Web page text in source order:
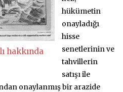
hakkında
hükümetin
onayladığı
hisse
senetlerinin ve
tahvillerin
satışı ile
onaylanmış bir arazide